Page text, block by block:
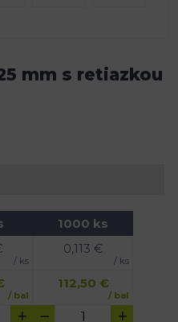
mm s retiazkou
/ ks
/ bal
1000 ks
0,113 €
/ ks
112,50 €
/ bal